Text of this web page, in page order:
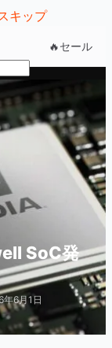
キップ
🔥セール
SoC発
年6月1日